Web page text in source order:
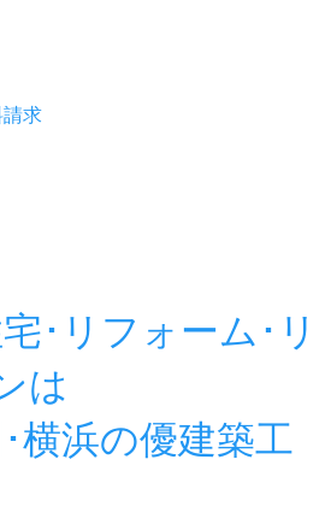
求
･リフォーム･リ
は
横浜の優建築工